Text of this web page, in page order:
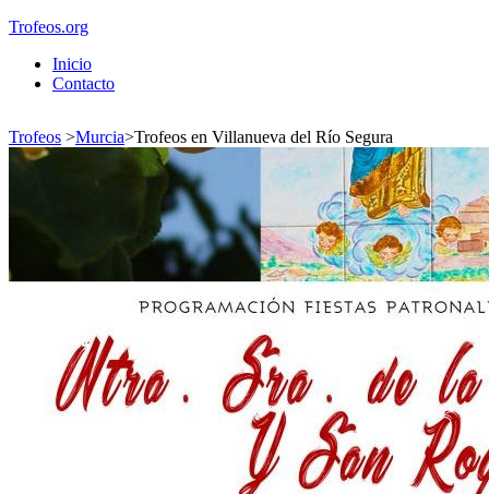
Trofeos.org
Inicio
Contacto
Trofeos >Murcia>Trofeos en Villanueva del Río Segura